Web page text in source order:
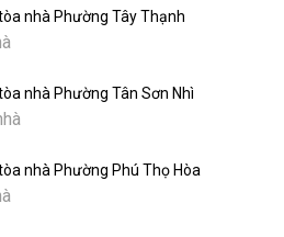
nhà Phường Tây Thạnh
nhà Phường Tân Sơn Nhì
nhà Phường Phú Thọ Hòa